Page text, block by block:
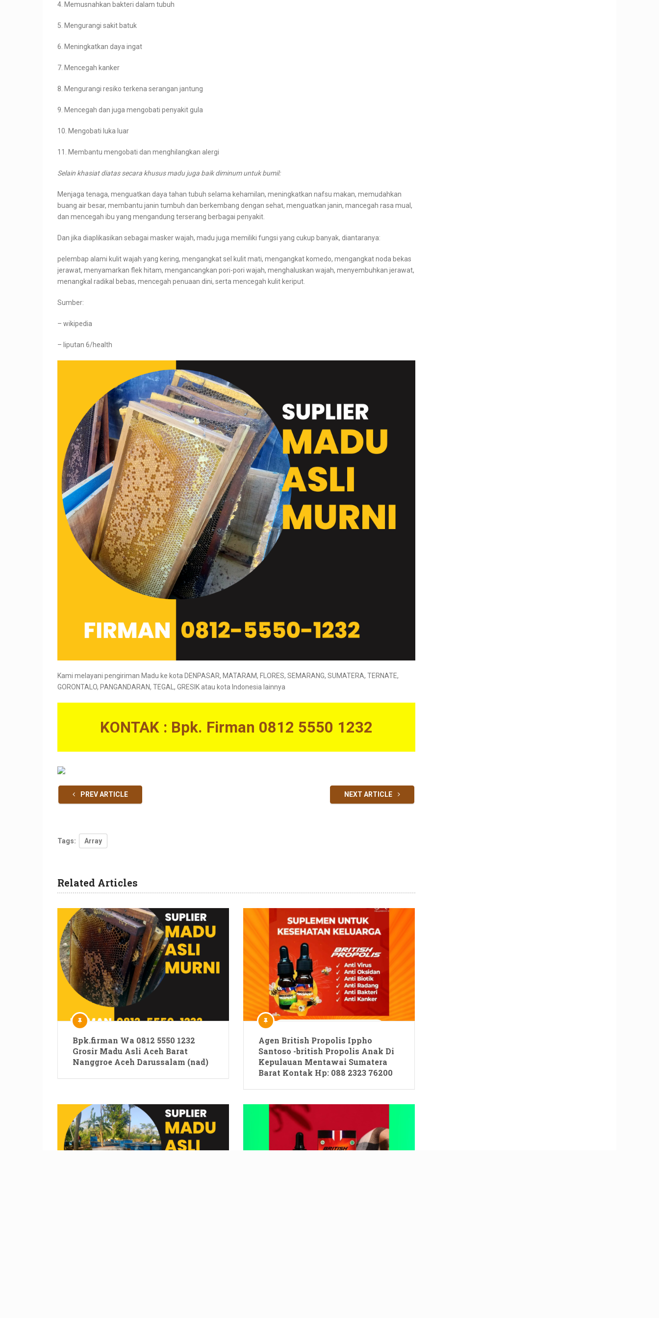
4. Memusnahkan bakteri dalam tubuh
5. Mengurangi sakit batuk
6. Meningkatkan daya ingat
7. Mencegah kanker
8. Mengurangi resiko terkena serangan jantung
9. Mencegah dan juga mengobati penyakit gula
10. Mengobati luka luar
11. Membantu mengobati dan menghilangkan alergi
Selain khasiat diatas secara khusus madu juga baik diminum untuk bumil:
Menjaga tenaga, menguatkan daya tahan tubuh selama kehamilan, meningkatkan nafsu makan, memudahkan
buang air besar, membantu janin tumbuh dan berkembang dengan sehat, menguatkan janin, mancegah rasa mual,
dan mencegah ibu yang mengandung terserang berbagai penyakit.
Dan jika diaplikasikan sebagai masker wajah, madu juga memiliki fungsi yang cukup banyak, diantaranya:
pelembap alami kulit wajah yang kering, mengangkat sel kulit mati, mengangkat komedo, mengangkat noda bekas
jerawat, menyamarkan flek hitam, mengancangkan pori-pori wajah, menghaluskan wajah, menyembuhkan jerawat,
menangkal radikal bebas, mencegah penuaan dini, serta mencegah kulit keriput.
Sumber:
– wikipedia
– liputan 6/health
Kami melayani pengiriman Madu ke kota DENPASAR, MATARAM, FLORES, SEMARANG, SUMATERA, TERNATE,
GORONTALO, PANGANDARAN, TEGAL, GRESIK atau kota Indonesia lainnya
KONTAK : Bpk. Firman 0812 5550 1232
PREV ARTICLE NEXT ARTICLE
Tags: Array
Related Articles
Bpk.firman Wa 0812 5550 1232
Grosir Madu Asli Aceh Barat
Nanggroe Aceh Darussalam (nad)
Agen British Propolis Ippho
Santoso -british Propolis Anak Di
Kepulauan Mentawai Sumatera
Barat Kontak Hp: 088 2323 76200